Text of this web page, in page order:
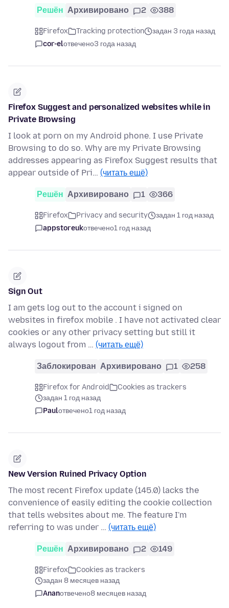
Решён Архивировано 2 388
Firefox Tracking protection
задан 3 года назад
cor-elотвечено3 года назад
Firefox Suggest and personalized websites while in
Private Browsing
I look at porn on my Android phone. I use Private
Browsing to do so. Why are my Private Browsing
addresses appearing as Firefox Suggest results that
appear outside of Pri… (читать ещё)
Решён Архивировано 1 366
Firefox Privacy and security
задан 1 год назад
appstoreukотвечено1 год назад
Sign Out
I am gets log out to the account i signed on
websites in firefox mobile . I have not activated clear
cookies or any other privacy setting but still it
always logout from … (читать ещё)
Заблокирован Архивировано 1 258
Firefox for Android
Cookies as trackers
задан 1 год назад
Paulотвечено1 год назад
New Version Ruined Privacy Option
The most recent Firefox update (145.0) lacks the
convenience of easily editing the cookie collection
that tells websites about me. The feature I'm
referring to was under … (читать ещё)
Решён Архивировано 2 149
Firefox
Cookies as trackers
задан 8 месяцев назад
Ananотвечено8 месяцев назад